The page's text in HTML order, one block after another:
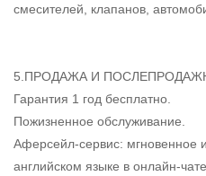
смесителей, клапанов,
5.ПРОДАЖА И
Гарантия 1 год бесплатно.
Пожизненное обслуживание.
Аферсейл-сервис: мгновенное
английском языке в онлайн-